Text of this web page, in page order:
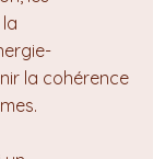
la cohérence